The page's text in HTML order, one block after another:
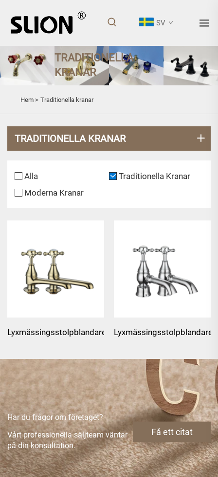
SV
TRADITIONELLA
KRANAR
Hem > Traditionella kranar
TRADITIONELLA KRANAR
Alla
Traditionella Kranar
Moderna Kranar
Lyxmässingsstolpblandare
Lyxmässingsstolpblandare
Har du frågor om företaget?
Vårt professionella säljteam väntar
på din konsultation.
Få ett citat